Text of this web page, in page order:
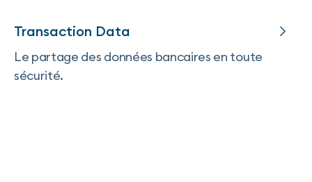
Transaction Data
Le partage des données bancaires en toute
sécurité.